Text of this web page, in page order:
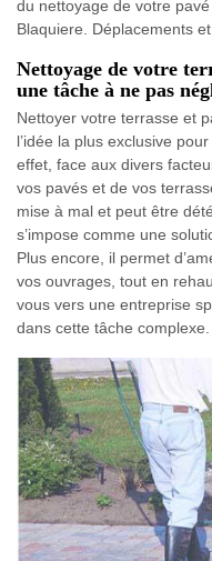
du nettoyage de votre
Blaquiere. Déplacements
Nettoyage de votre
une tâche à ne pas
Nettoyer votre terrasse et
l’idée la plus exclusive
effet, face aux divers
vos pavés et de vos
mise à mal et peut être
s’impose comme une
Plus encore, il permet
vos ouvrages, tout en
vous vers une entreprise
dans cette tâche complexe.